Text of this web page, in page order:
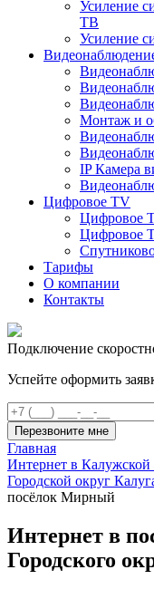
Усиление
ТВ
Усиление
Монтаж и
IP Камера
Цифровое TV
Цифровое
Цифровое
Тарифы
О компании
Контакты
Подключение
Успейте оформить
Перезвоните мне
Главная
Интернет в Калужской
Городской округ
посёлок Мирный
Интернет в
Городского